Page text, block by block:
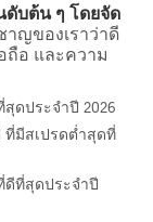
ดับต้น ๆ โดยจัด
าญของเราว่าดี
อ และความ
ดประจำปี 2026
ที่มีสเปรดต่ำสุดที่
ดีที่สุดประจำปี